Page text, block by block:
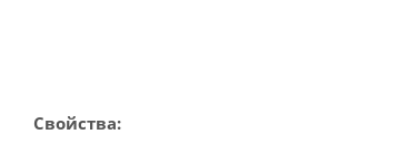
Свойства: